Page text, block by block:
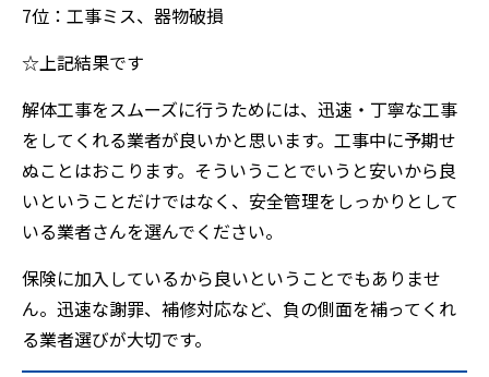
7位：工事ミス、器物破損
☆上記結果です
解体工事をスムーズに行うためには、迅速・丁寧な工事
をしてくれる業者が良いかと思います。工事中に予期せ
ぬことはおこります。そういうことでいうと安いから良
いということだけではなく、安全管理をしっかりとして
いる業者さんを選んでください。
保険に加入しているから良いということでもありませ
ん。迅速な謝罪、補修対応など、負の側面を補ってくれ
る業者選びが大切です。